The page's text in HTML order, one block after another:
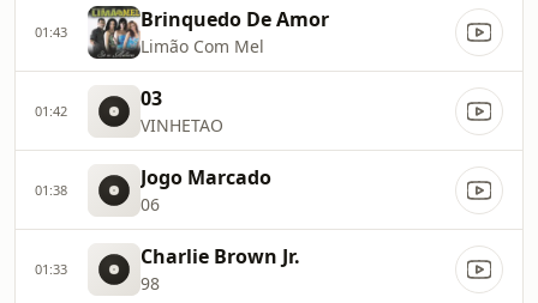
01:43 Brinquedo De Amor
Limão Com Mel
01:42 03
VINHETAO
01:38 Jogo Marcado
06
01:33 Charlie Brown Jr.
98